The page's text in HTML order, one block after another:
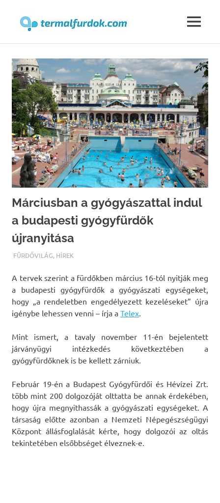
content
MENU
Márciusban a gyógyászattal indul
a budapesti gyógyfürdők
újranyitása
TERMALFURDOK.COM
FÜRDŐVILÁG, HÍREK
A tervek szerint a fürdőkben március 16-tól nyitják meg
a budapesti gyógyfürdők a gyógyászati egységeket,
hogy „a rendeletben engedélyezett kezeléseket” újra
igénybe lehessen venni – írja a Telex
Mint ismert, a tavaly november 11-én bejelentett
járványügyi intézkedés következtében a
gyógyfürdőknek is be kellett zárniuk.
Február 19-én a Budapest Gyógyfürdői és Hévízei Zrt.
több mint 200 dolgozóját olttatta be annak érdekében,
hogy újra megnyithassák a gyógyászati egységeket. A
társaság előtte azonban a Nemzeti Népegészségügyi
Központ állásfoglalását kérte, hogy dolgozói az oltás
tekintetében elsőbbséget élveznek-e.